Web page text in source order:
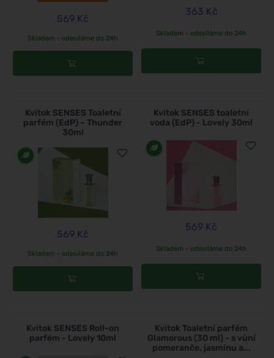
569 Kč
Skladem - odesíláme do 24h
363 Kč
Skladem - odesíláme do 24h
Kvitok SENSES Toaletní
parfém (EdP) – Thunder
30ml
569 Kč
Skladem - odesíláme do 24h
Kvitok SENSES toaletní
voda (EdP) - Lovely 30ml
569 Kč
Skladem - odesíláme do 24h
Kvitok SENSES Roll-on
parfém - Lovely 10ml
Kvitok Toaletní parfém
Glamorous (30 ml) - s vůní
pomeranče, jasmínu a...